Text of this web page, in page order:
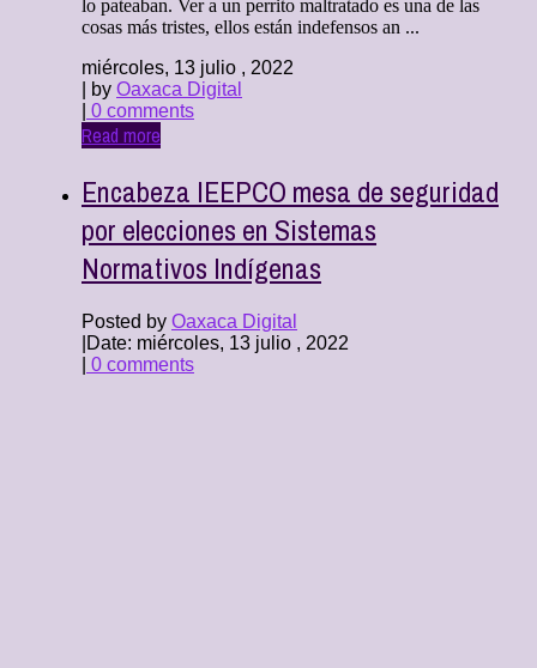
lo pateaban. Ver a un perrito maltratado es una de las
cosas más tristes, ellos están indefensos an ...
miércoles, 13 julio , 2022
| by Oaxaca Digital
0 comments
Read more
Encabeza IEEPCO mesa de seguridad
por elecciones en Sistemas
Normativos Indígenas
Posted by Oaxaca Digital
Date: miércoles, 13 julio , 2022
0 comments